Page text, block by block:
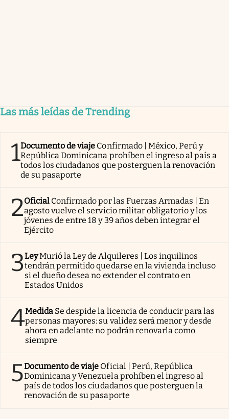
Las más leídas de Trending
1Documento de viaje Confirmado | México, Perú y
República Dominicana prohíben el ingreso al país a
todos los ciudadanos que posterguen la renovación
de su pasaporte
2Oficial Confirmado por las Fuerzas Armadas | En
agosto vuelve el servicio militar obligatorio y los
jóvenes de entre 18 y 39 años deben integrar el
Ejército
3LeyMurió la Ley de Alquileres | Los inquilinos
tendrán permitido quedarse en la vivienda incluso
si el dueño desea no extender el contrato en
Estados Unidos
4Medida Se despide la licencia de conducir para las
personas mayores: su validez será menor y desde
ahora en adelante no podrán renovarla como
siempre
5Documento de viaje Oficial | Perú, República
Dominicana y Venezuela prohíben el ingreso al
país de todos los ciudadanos que posterguen la
renovación de su pasaporte